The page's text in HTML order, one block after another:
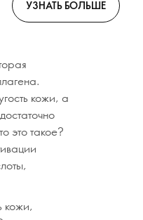
УЗНАТЬ БОЛЬШЕ
кожи, а
это такое?
кожи,